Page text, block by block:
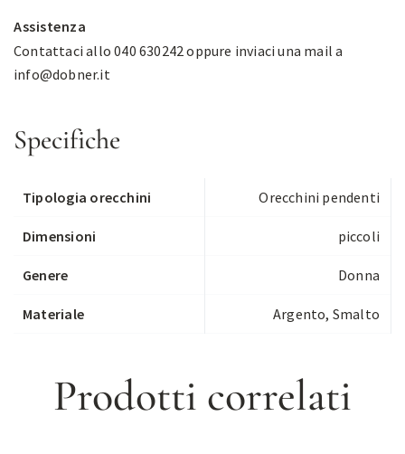
Assistenza
Contattaci allo 040 630242 oppure inviaci una mail a
info@dobner.it
Specifiche
Tipologia orecchini Orecchini pendenti
Dimensioni piccoli
Genere Donna
Materiale Argento, Smalto
Prodotti correlati